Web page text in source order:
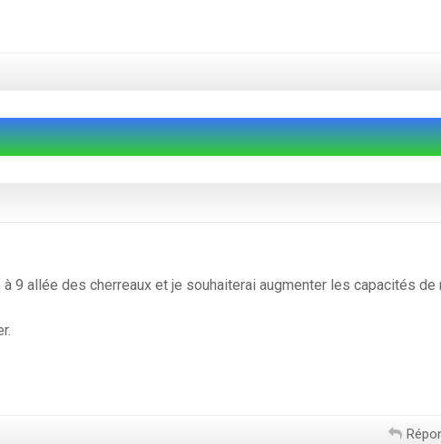
9 allée des cherreaux et je souhaiterai augmenter les capacités de